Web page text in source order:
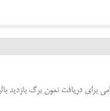
برای دریافت نمون برگ بازدید